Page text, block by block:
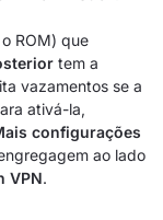
ROM) que
tem a
vazamentos se a
ativá-la,
configurações
ao lado
VPN.